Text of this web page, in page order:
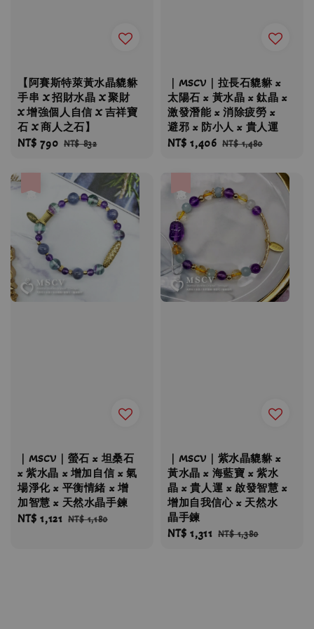
【阿賽斯特萊黃水晶貔貅
手串 X 招財水晶 X 聚財
X 增強個人自信 X 吉祥寶
石 X 商人之石】
Sale
NT$ 790 Regular
NT$ 832
｜MSCV｜拉長石貔貅 x
太陽石 x 黃水晶 x 鈦晶 x
激發潛能 x 消除疲勞 x
避邪 x 防小人 x 貴人運
Sale
NT$ 1,406 Regular
NT$ 1,480
｜MSCV｜螢石 x 坦桑石
x 紫水晶 x 增加自信 x 氣
場淨化 x 平衡情緒 x 增
加智慧 x 天然水晶手鍊
Sale
NT$ 1,121 Regular
NT$ 1,180
｜MSCV｜紫水晶貔貅 x
黃水晶 x 海藍寶 x 紫水
晶 x 貴人運 x 啟發智慧 x
增加自我信心 x 天然水
晶手鍊
Sale
NT$ 1,311 Regular
NT$ 1,380